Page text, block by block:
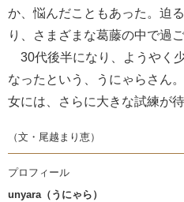
か、悩んだこともあった。迫
り、さまざまな葛藤の中で過
30代後半になり、ようやく
なったという、うにゃらさん
女には、さらに大きな試練が待
（文・尾越まり恵）
プロフィール
unyara（うにゃら）